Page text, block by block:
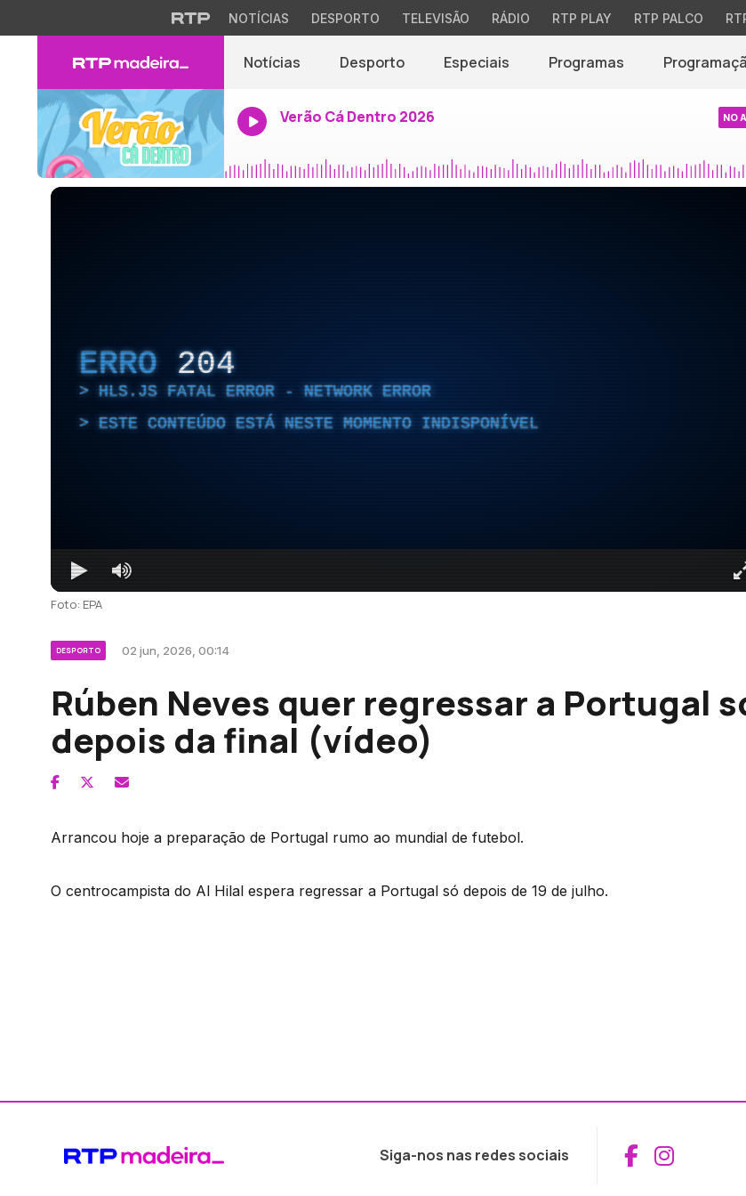
NOTÍCIAS DESPORTO TELEVISÃO RÁDIO RTP PLAY RTP PALCO
Notícias Desporto Especiais Programas
Verão Cá Dentro 2026 NO
ERRO 204
HLS.JS FATAL ERROR - NETWORK ERROR
ESTE CONTEÚDO ESTÁ NESTE MOMENTO INDISPONÍVEL
Foto: EPA
DESPORTO 02 jun, 2026, 00:14
Rúben Neves quer regressar a Portugal
depois da final (vídeo)
Arrancou hoje a preparação de Portugal rumo ao mundial de futebol.
O centrocampista do Al Hilal espera regressar a Portugal só depois de 19 de julho.
Siga-nos nas redes sociais Aceder